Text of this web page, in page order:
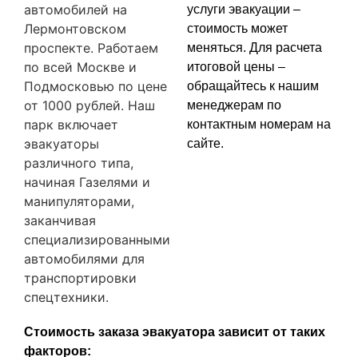
автомобилей на
Лермонтовском
проспекте. Работаем
по всей Москве и
Подмосковью по цене
от 1000 рублей. Наш
парк включает
эвакуаторы
различного типа,
начиная Газелями и
манипуляторами,
заканчивая
специализированными
автомобилями для
транспортировки
спецтехники.
услуги эвакуации –
стоимость может
меняться. Для расчета
итоговой цены –
обращайтесь к нашим
менеджерам по
контактным номерам на
сайте.
Стоимость заказа эвакуатора зависит от таких
факторов: